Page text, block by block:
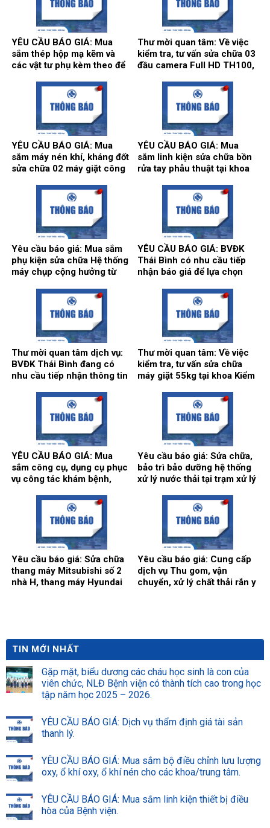
Bệnh viện.
YÊU CẦU BÁO GIÁ: Mua
sắm thép hộp mạ kẽm và
các vật tư phụ kèm theo để
làm vách, cửa, điều hòa
thông gió phục vụ hoạt động
theo yêu cầu tại Bệnh viện.
Thư mời quan tâm: Về việc
kiểm tra, tư vấn sửa chữa 03
đầu camera Full HD TH100,
sản xuất: Karl Storz của
khoa Gây mê hồi sức.
YÊU CẦU BÁO GIÁ: Mua
sắm máy nén khí, kháng đốt
sửa chữa 02 máy giặt công
Hãng sx: Shanghai
Qingsheng Washing
Equipment CO., Ltd. tại khoa
Kiểm soát nhiễm khuẩn.
YÊU CẦU BÁO GIÁ: Mua
sắm linh kiện sửa chữa bồn
rửa tay phẫu thuật tại khoa
sức tích cực – Chống độc.
Yêu cầu báo giá: Mua sắm
phụ kiện sửa chữa Hệ thống
máy chụp cộng hưởng từ
Siemens tại Trung tâm
Chẩn đoán hình ảnh và Điện
quang can thiệp.
YÊU CẦU BÁO GIÁ: BVĐK
Thái Bình có nhu cầu tiếp
nhận báo giá để lựa chọn
hoạt động của Nhà thuốc
Bệnh viện bổ sung năm
Thư mời quan tâm dịch vụ:
BVĐK Thái Bình đang có
nhu cầu tiếp nhận thông tin
năng, kỹ thuật, tiêu chuẩn
chất lượng và giá kế hoạch
của gói thầy cung cấp phần
mềm tổng thể Bệnh viện.
Thư mời quan tâm: Về việc
kiểm tra, tư vấn sửa chữa
máy giặt 55kg tại khoa Kiểm
YÊU CẦU BÁO GIÁ: Mua
sắm công cụ, dụng cụ phục
vụ công tác khám bệnh,
năm 2026 (Đợt 2)
Yêu cầu báo giá: Sửa chữa,
bảo trì bảo dưỡng hệ thống
xử lý nước thải tại trạm xử lý
khoa Thái Bình.
Yêu cầu báo giá: Sửa chữa
thang máy Mitsubishi số 2
nhà H, thang máy Hyundai
Yêu cầu báo giá: Cung cấp
dịch vụ Thu gom, vận
chuyển, xử lý chất thải rắn y
TIN MỚI NHẤT
Gặp mặt, biểu dương các cháu học sinh là con của
viên chức, NLĐ Bệnh viện có thành tích cao trong học
tập năm học 2025 – 2026.
YÊU CẦU BÁO GIÁ: Dịch vụ thẩm định giá tài sản
thanh lý.
YÊU CẦU BÁO GIÁ: Mua sắm bộ điều chỉnh lưu lượng
oxy, ổ khí oxy, ổ khí nén cho các khoa/trung tâm.
YÊU CẦU BÁO GIÁ: Mua sắm linh kiện thiết bị điều
hòa của Bệnh viện.